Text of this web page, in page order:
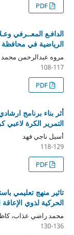
PDF
الدافـع المعــرفي
الرياضية في محافظة
مروه عبدالرحمن محمد
108-117
PDF
أثر بناء برنامج
التمرير الكرة
أسيل ناجي فهد
118-129
PDF
تاثير منهج تعليمي
الحركية لذوي الإعاقة
محمد راضي عذاب،
130-136